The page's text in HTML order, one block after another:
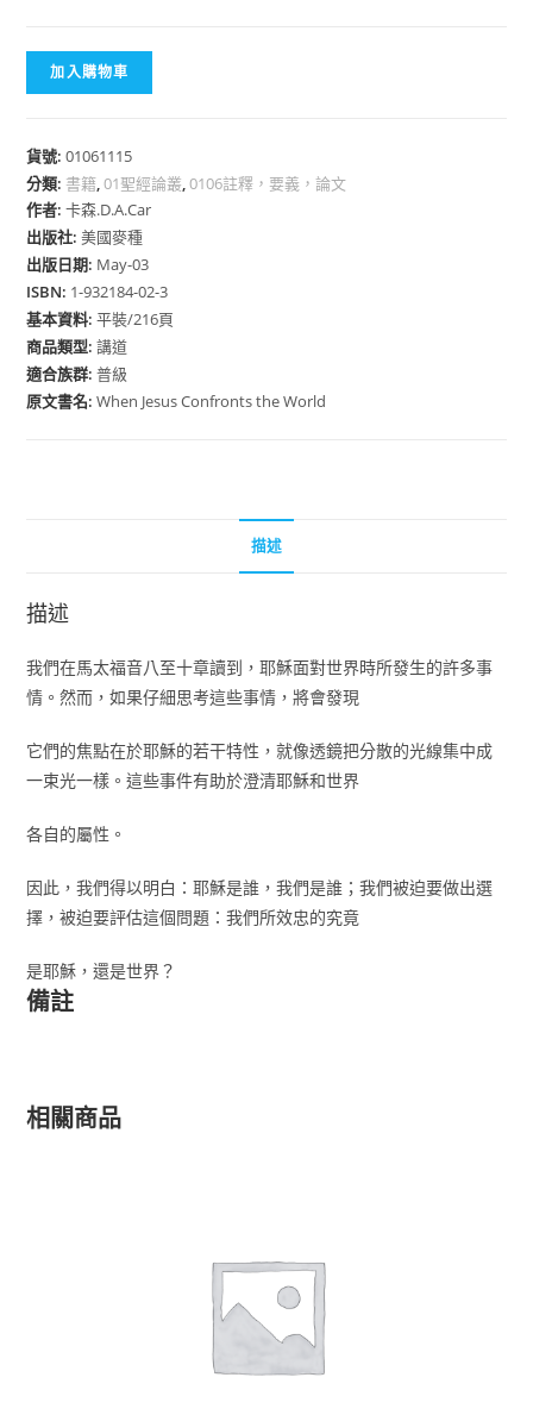
加入購物車
貨號:01061115
分類: 書籍,01聖經論叢,0106註釋，要義，論文
作者:卡森.D.A.Car
出版社:美國麥種
出版日期: May-03
ISBN: 1-932184-02-3
基本資料:平裝/216頁
商品類型:講道
適合族群:普級
原文書名:When Jesus Confronts the World
描述
描述
我們在馬太福音八至十章讀到，耶穌面對世界時所發生的許多事
情。然而，如果仔細思考這些事情，將會發現
它們的焦點在於耶穌的若干特性，就像透鏡把分散的光線集中成
一束光一樣。這些事件有助於澄清耶穌和世界
各自的屬性。
因此，我們得以明白：耶穌是誰，我們是誰；我們被迫要做出選
擇，被迫要評估這個問題：我們所效忠的究竟
是耶穌，還是世界？
備註
相關商品